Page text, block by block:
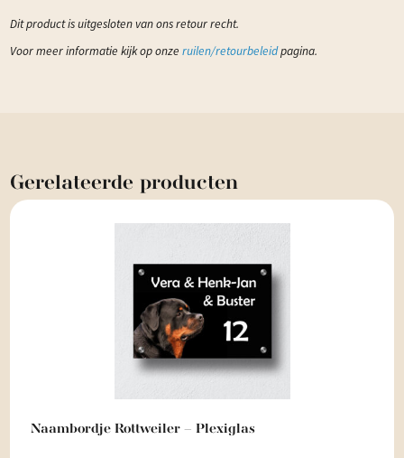
Dit product is uitgesloten van ons retour recht.
Voor meer informatie kijk op onzeruilen/retourbeleidpagina.
Gerelateerde producten
Naambordje Rottweiler – Plexiglas